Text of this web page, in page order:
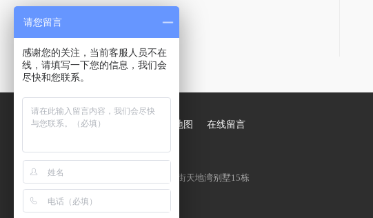
网站首页 网站地图 在线留言
联系地址：
（郑州）— 郑州市花园北路英才街天地湾别墅15栋
网 址：http://tzcys.cn
请您留言
感谢您的关注，当前客服人员不在
线，请填写一下您的信息，我们会
尽快和您联系。